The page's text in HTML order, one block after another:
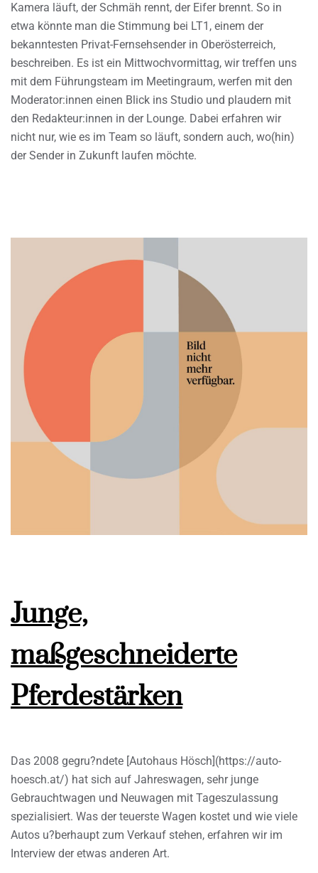
Kamera läuft, der Schmäh rennt, der Eifer brennt. So in
etwa könnte man die Stimmung bei LT1, einem der
bekanntesten Privat-Fernsehsender in Oberösterreich,
beschreiben. Es ist ein Mittwochvormittag, wir treffen uns
mit dem Führungsteam im Meetingraum, werfen mit den
Moderator:innen einen Blick ins Studio und plaudern mit
den Redakteur:innen in der Lounge. Dabei erfahren wir
nicht nur, wie es im Team so läuft, sondern auch, wo(hin)
der Sender in Zukunft laufen möchte.
Junge,
maßgeschneiderte
Pferdestärken
Das 2008 gegru?ndete [Autohaus Hösch](https://auto-
hoesch.at/) hat sich auf Jahreswagen, sehr junge
Gebrauchtwagen und Neuwagen mit Tageszulassung
spezialisiert. Was der teuerste Wagen kostet und wie viele
Autos u?berhaupt zum Verkauf stehen, erfahren wir im
Interview der etwas anderen Art.